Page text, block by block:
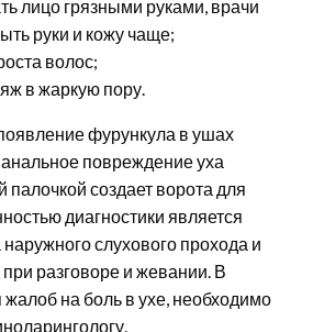
лицо грязными руками, врачи
руки и кожу чаще;
волос;
в жаркую пору.
фурункула в ушах
повреждение уха
палочкой создает ворота для
диагностики является
слухового прохода и
разговоре и жевании. В
на боль в ухе, необходимо